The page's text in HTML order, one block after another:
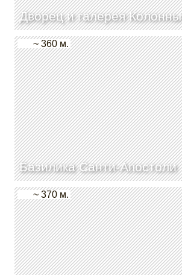
Дворец и галерея Колонны
Базилика Санти-Апостоли
~ 360 м.
~ 370 м.